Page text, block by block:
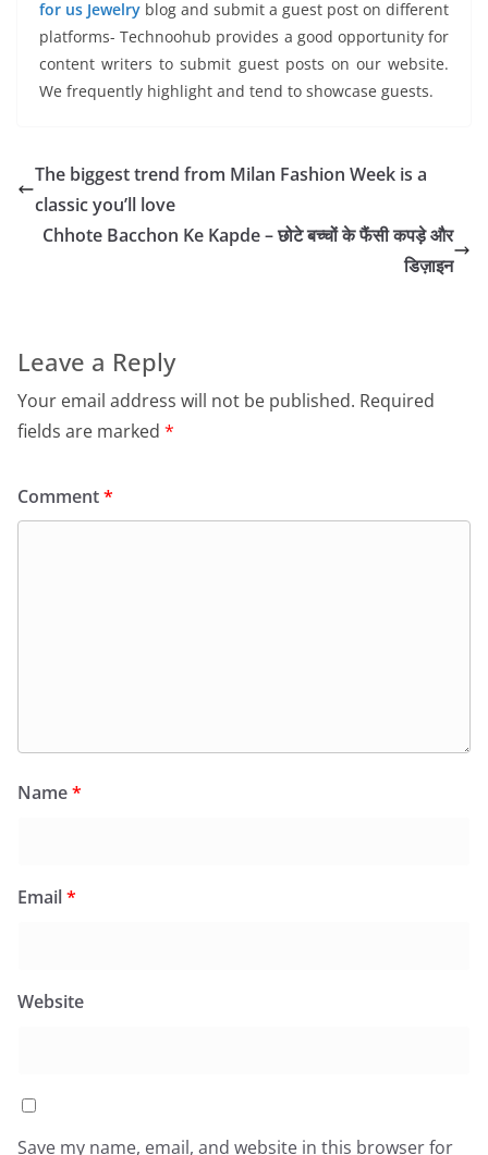
for us Jewelry blog and submit a guest post on different
platforms- Technoohub provides a good opportunity for
content writers to submit guest posts on our website.
We frequently highlight and tend to showcase guests.
The biggest trend from Milan Fashion Week is a
classic you’ll love
Chhote Bacchon Ke Kapde – छोटे बच्चों के फैंसी कपड़े और
डिज़ाइन
Leave a Reply
Your email address will not be published. Required
fields are marked *
Comment*
Name*
Email*
Website
Save my name, email, and website in this browser for